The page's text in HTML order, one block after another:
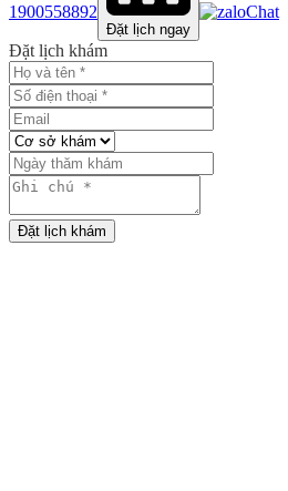
1900558892
Đặt lịch ngay
Chat
Đặt lịch khám
Đặt lịch khám